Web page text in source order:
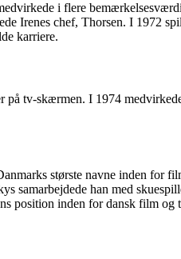
i flere
Irenes chef, Thorsen. I 1972
karriere.
tv-skærmen. I 1974
største navne inden for
han med
position inden for dansk film og